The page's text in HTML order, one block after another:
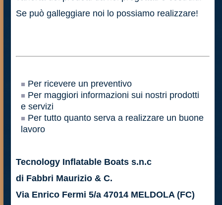
Se può galleggiare noi lo possiamo realizzare!
Per ricevere un preventivo
Per maggiori informazioni sui nostri prodotti
e servizi
Per tutto quanto serva a realizzare un buone
lavoro
Tecnology Inflatable Boats s.n.c
di Fabbri Maurizio & C.
Via Enrico Fermi 5/a 47014 MELDOLA (FC)